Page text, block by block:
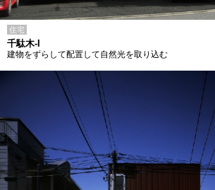
住宅
千駄木-I
建物をずらして配置して自然光を取り込む